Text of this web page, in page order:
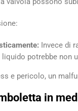
Invece di
liquido potrebbe non
e pericolo, un
in